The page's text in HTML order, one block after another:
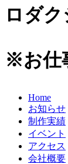
ロダク
※お仕
Home
お知らせ
制作実績
イベント
アクセス
会社概要